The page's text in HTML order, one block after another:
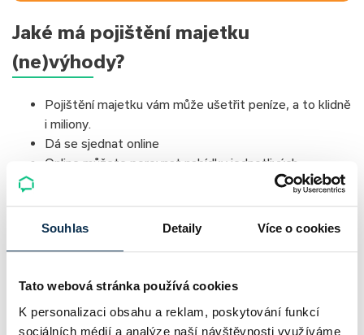
Souhlas Detaily Více o cookies
Tato webová stránka používá cookies
K personalizaci obsahu a reklam, poskytování funkcí
sociálních médií a analýze naší návštěvnosti využíváme
Jaké má pojištění majetku
(ne)výhody?
Pojištění majetku vám může ušetřit peníze, a to klidně
i miliony.
Dá se sjednat online
Online můžete porovnat nabídky jednotlivých
pojišťoven a vybrat si to nejvýhodnější pojištění
Součástí pojištění bývají i asistenční služby, které vám
byt v důsledku pojistné události neobyvatelný.
pořizujeme pořád něco nového.